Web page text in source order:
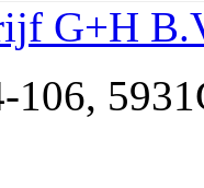
G+H
106,